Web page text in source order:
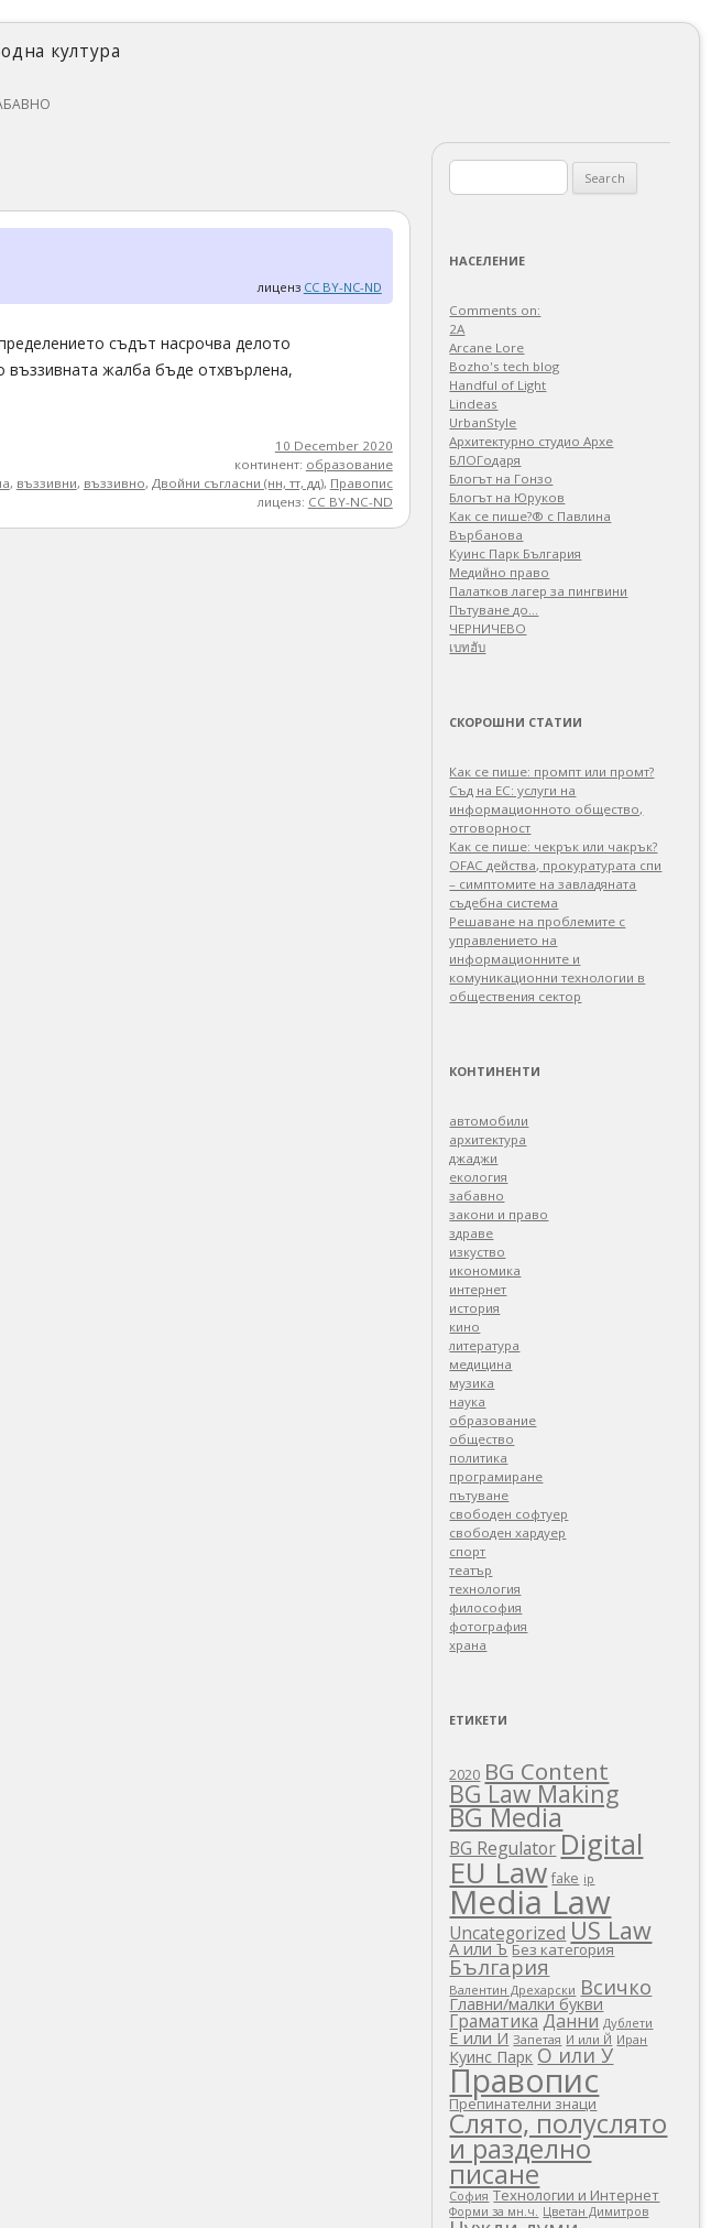
култура
лиценз CC BY-NC-ND
съдът насрочва делото
въззивната жалба бъде отхвърлена,
10 December 2020
континент: образование
, въззивни, въззивно, Двойни съгласни (нн, тт, дд), Правопис
лиценз: CC BY-NC-ND
for:
НАСЕЛЕНИЕ
Comments on:
2A
Arcane Lore
Bozho's tech blog
Handful of Light
Lindeas
UrbanStyle
Архитектурно студио Архе
БЛОГодаря
Блогът на Гонзо
Блогът на Юруков
Как се пише?® с Павлина
Върбанова
Куинс Парк България
Медийно право
Палатков лагер зa пингвини
Пътуване до…
ЧЕРНИЧЕВО
เบทฮับ
СКОРОШНИ СТАТИИ
Как се пише: промпт или промт?
Съд на ЕС: услуги на
информационното общество,
отговорност
Как се пише: чекрък или чакрък?
OFAC действа, прокуратурата спи
– симптомите на завладяната
съдебна система
Решаване на проблемите с
управлението на
информационните и
комуникационни технологии в
обществения сектор
КОНТИНЕНТИ
автомобили
архитектура
джаджи
екология
забавно
закони и право
здраве
изкуство
икономика
интернет
история
кино
литература
медицина
музика
наука
образование
общество
политика
програмиране
пътуване
свободен софтуер
свободен хардуер
спорт
театър
технология
философия
фотография
храна
ЕТИКЕТИ
2020 BG Content
BG Law Making
BG Media
BG Regulator Digital
EU Law fake ip
Media Law
Uncategorized US Law
А или Ъ Без категория
България
Валентин Дрехарски Всичко
Главни/малки букви
Граматика Данни Дублети
Е или И Запетая И или Й Иран
Куинс Парк О или У
Правопис
Препинателни знаци
Слято, полуслято
и разделно
писане
София Технологии и Интернет
Форми за мн.ч. Цветан Димитров